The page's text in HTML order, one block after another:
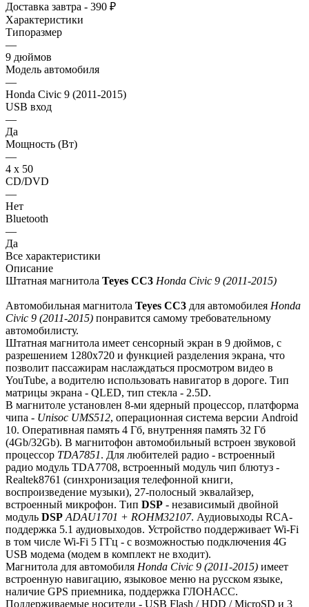
Доставка завтра - 390 ₽
Характеристики
Типоразмер
—
9 дюймов
Модель автомобиля
—
Honda Civic 9 (2011-2015)
USB вход
—
Да
Мощность (Вт)
—
4 х 50
CD/DVD
—
Нет
Bluetooth
—
Да
Все характеристики
Описание
Штатная магнитола Teyes СС3 Honda Civic 9 (2011-2015)
Автомобильная магнитола Teyes СС3 для автомобилея Honda
Civic 9 (2011-2015) понравится самому требовательному
автомобилисту.
Штатная магнитола имеет сенсорный экран в 9 дюймов, с
разрешением 1280х720 и функцией разделения экрана, что
позволит пассажирам наслаждаться просмотром видео в
YouTube, а водителю использовать навигатор в дороге. Тип
матрицы экрана - QLED, тип стекла - 2.5D.
В магнитоле установлен 8-ми ядерный процессор, платформа
чипа - Unisoc UMS512, операционная система версии Android
10. Оперативная память 4 Гб, внутренняя память 32 Гб
(4Gb/32Gb). В магнитофон автомобильный встроен звуковой
процессор TDA7851. Для любителей радио - встроенный
радио модуль TDA7708, встроенный модуль чип блютуз -
Realtek8761 (синхронизация телефонной книги,
воспроизведение музыки), 27-полосный эквалайзер,
встроенный микрофон. Тип DSP - независимый двойной
модуль DSP ADAU1701 + ROHM32107. Аудиовыходы RCA-
поддержка 5.1 аудиовыходов. Устройство поддерживает Wi-Fi
в том числе Wi-Fi 5 ГГц - с возможностью подключения 4G
USB модема (модем в комплект не входит).
Магнитола для автомобиля Honda Civic 9 (2011-2015) имеет
встроенную навигацию, языковое меню на русском языке,
наличие GPS приемника, поддержка ГЛОНАСС.
Поддерживаемые носители - USB Flash / HDD / MicroSD и 3